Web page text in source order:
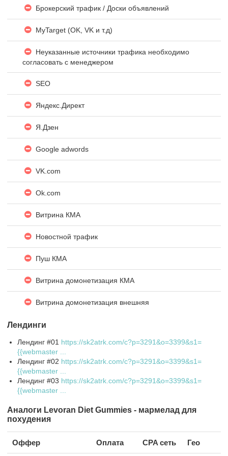
Брокерский трафик / Доски объявлений
MyTarget (OK, VK и т.д)
Неуказанные источники трафика необходимо
согласовать с менеджером
SEO
Яндекc.Директ
Я.Дзен
Google adwords
VK.com
Ok.com
Витрина КМА
Новостной трафик
Пуш КМА
Витрина домонетизация КМА
Витрина домонетизация внешняя
Лендинги
Лендинг #01 https://sk2atrk.com/c?p=3291&o=3399&s1=
{{webmaster ...
Лендинг #02 https://sk2atrk.com/c?p=3291&o=3399&s1=
{{webmaster ...
Лендинг #03 https://sk2atrk.com/c?p=3291&o=3399&s1=
{{webmaster ...
Аналоги Levoran Diet Gummies - мармелад для
похудения
Оффер Оплата CPA сеть Гео